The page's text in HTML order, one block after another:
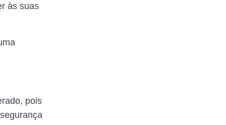
às suas
pois